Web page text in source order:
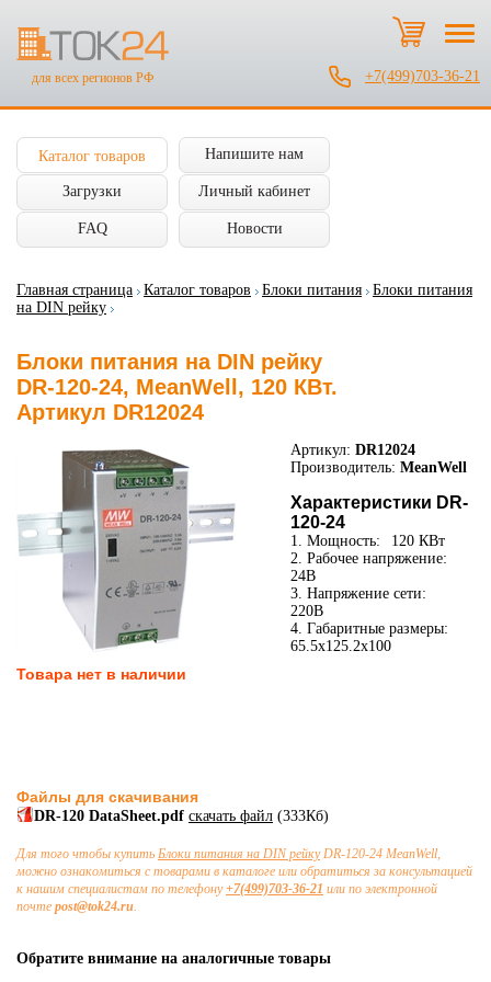
для всех регионов РФ +7(499)703-36-21
Каталог товаров Напишите нам
Загрузки Личный кабинет
FAQ Новости
Главная страница Каталог товаров Блоки питания
Блоки питания
на DIN рейку
Блоки питания на DIN рейку
DR-120-24, MeanWell, 120 КВт.
Артикул DR12024
Артикул: DR12024
Производитель: MeanWell
Характеристики DR-
120-24
1. Мощность:
120 КВт
2. Рабочее напряжение:
24В
3. Напряжение сети:
220В
4. Габаритные размеры:
65.5x125.2x100
Товара нет в наличии
Файлы для скачивания
DR-120 DataSheet.pdf скачать файл (333Кб)
Для того чтобы купить Блоки питания на DIN рейкуDR-120-24 MeanWell,
можно ознакомиться с товарами в каталоге или обратиться за консультацией
к нашим специалистам по телефону+7(499)703-36-21 или по электронной
почте post@tok24.ru.
Обратите внимание на аналогичные товары